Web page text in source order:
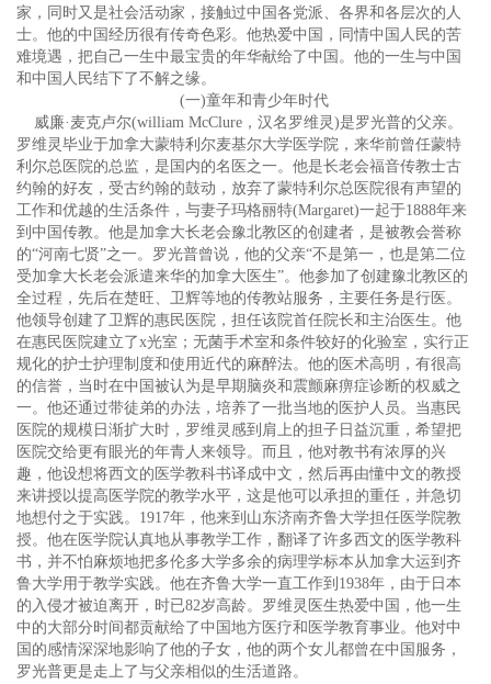
家，同时又是社会活动家，接触过中国各党派、各界和各层次的人
士。他的中国经历很有传奇色彩。他热爱中国，同情中国人民的苦
难境遇，把自己一生中最宝贵的年华献给了中国。他的一生与中国
和中国人民结下了不解之缘。
(一)童年和青少年时代
威廉·麦克卢尔(william McClure，汉名罗维灵)是罗光普的父亲。
罗维灵毕业于加拿大蒙特利尔麦基尔大学医学院，来华前曾任蒙特
利尔总医院的总监，是国内的名医之一。他是长老会福音传教士古
约翰的好友，受古约翰的鼓动，放弃了蒙特利尔总医院很有声望的
工作和优越的生活条件，与妻子玛格丽特(Margaret)一起于1888年来
到中国传教。他是加拿大长老会豫北教区的创建者，是被教会誉称
的“河南七贤”之一。罗光普曾说，他的父亲“不是第一，也是第二位
受加拿大长老会派遣来华的加拿大医生”。他参加了创建豫北教区的
全过程，先后在楚旺、卫辉等地的传教站服务，主要任务是行医。
他领导创建了卫辉的惠民医院，担任该院首任院长和主治医生。他
在惠民医院建立了x光室；无菌手术室和条件较好的化验室，实行正
规化的护士护理制度和使用近代的麻醉法。他的医术高明，有很高
的信誉，当时在中国被认为是早期脑炎和震颤麻痹症诊断的权威之
一。他还通过带徒弟的办法，培养了一批当地的医护人员。当惠民
医院的规模日渐扩大时，罗维灵感到肩上的担子日益沉重，希望把
医院交给更有眼光的年青人来领导。而且，他对教书有浓厚的兴
趣，他设想将西文的医学教科书译成中文，然后再由懂中文的教授
来讲授以提高医学院的教学水平，这是他可以承担的重任，并急切
地想付之于实践。1917年，他来到山东济南齐鲁大学担任医学院教
授。他在医学院认真地从事教学工作，翻译了许多西文的医学教科
书，并不怕麻烦地把多伦多大学多余的病理学标本从加拿大运到齐
鲁大学用于教学实践。他在齐鲁大学一直工作到1938年，由于日本
的入侵才被迫离开，时已82岁高龄。罗维灵医生热爱中国，他一生
中的大部分时间都贡献给了中国地方医疗和医学教育事业。他对中
国的感情深深地影响了他的子女，他的两个女儿都曾在中国服务，
罗光普更是走上了与父亲相似的生活道路。